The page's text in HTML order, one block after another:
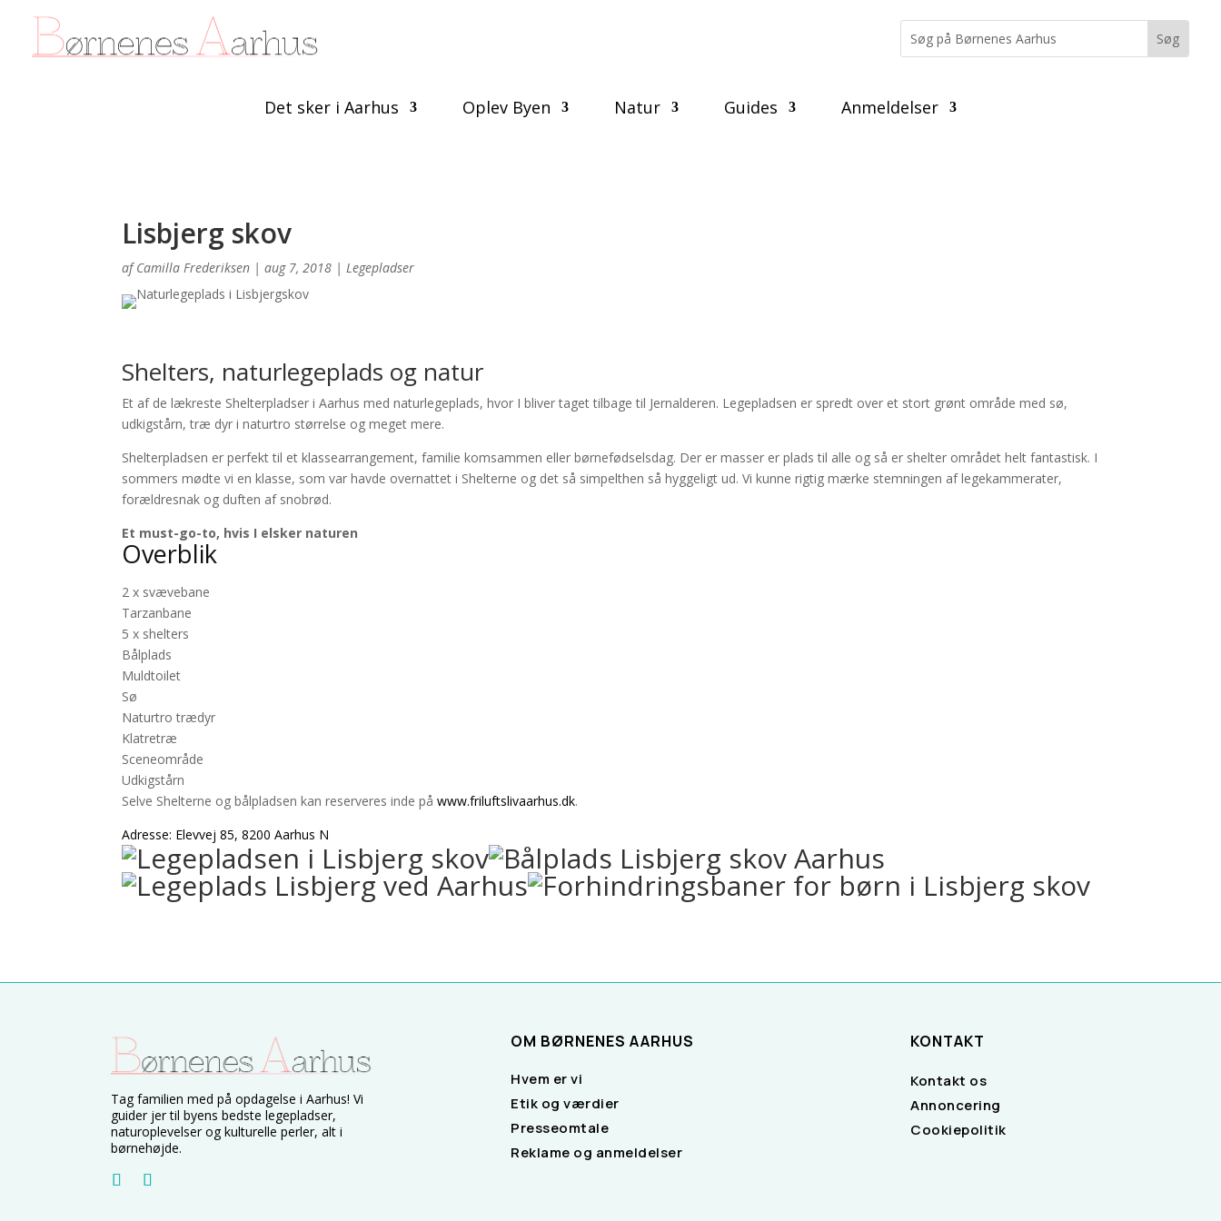
Det sker i Aarhus Oplev Byen Natur Guides Anmeldelser
Lisbjerg skov
afCamilla Frederiksen |aug 7, 2018 |Legepladser
Shelters, naturlegeplads og natur
Et af de lækreste Shelterpladser i Aarhus med naturlegeplads, hvor I bliver taget tilbage til Jernalderen. Legepladsen er spredt over et stort grønt område med sø,
udkigstårn, træ dyr i naturtro størrelse og meget mere.
Shelterpladsen er perfekt til et klassearrangement, familie komsammen eller børnefødselsdag. Der er masser er plads til alle og så er shelter området helt fantastisk. I
sommers mødte vi en klasse, som var havde overnattet i Shelterne og det så simpelthen så hyggeligt ud. Vi kunne rigtig mærke stemningen af legekammerater,
forældresnak og duften af snobrød.
Et must-go-to, hvis I elsker naturen
Overblik
2 x svævebane
Tarzanbane
5 x shelters
Bålplads
Muldtoilet
Sø
Naturtro trædyr
Klatretræ
Sceneområde
Udkigstårn
Selve Shelterne og bålpladsen kan reserveres inde påwww.friluftslivaarhus.dk.
Adresse: Elevvej 85, 8200 Aarhus N
Tag familien med på opdagelse i Aarhus! Vi
guider jer til byens bedste legepladser,
naturoplevelser og kulturelle perler, alt i
børnehøjde.
OM BØRNENES AARHUS
Hvem er vi
Etik og værdier
Presseomtale
Reklame og anmeldelser
KONTAKT
Kontakt os
Annoncering
Cookiepolitik